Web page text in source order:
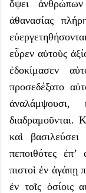
ὄψει
ἀθανασίας
εὗρεν αὐτοὺς
ἐδοκίμασεν
προσεδέξατο
διαδραμοῦνται.
καὶ
πεποιθότες
πιστοὶ ἐν ἀγάπῃ
ἐν τοῖς ὁσίοις